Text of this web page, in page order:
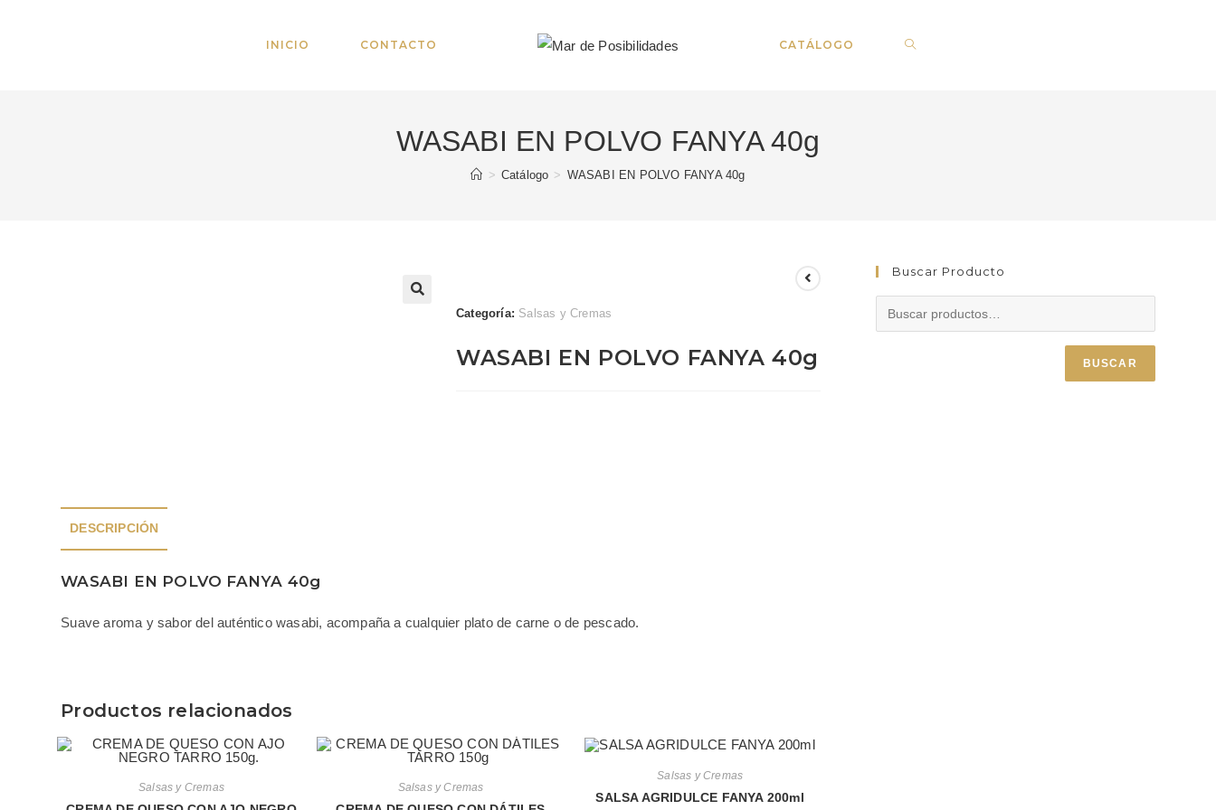
INICIO CONTACTO CATÁLOGO
WASABI EN POLVO FANYA 40g
> Catálogo > WASABI EN POLVO FANYA 40g
Categoría: Salsas y Cremas
WASABI EN POLVO FANYA 40g
DESCRIPCIÓN
WASABI EN POLVO FANYA 40g
Suave aroma y sabor del auténtico wasabi, acompaña a cualquier plato de carne o de pescado.
Productos relacionados
Salsas y Cremas Salsas y Cremas
Salsas y Cremas
SALSA AGRIDULCE FANYA 200ml
Buscar Producto
BUSCAR